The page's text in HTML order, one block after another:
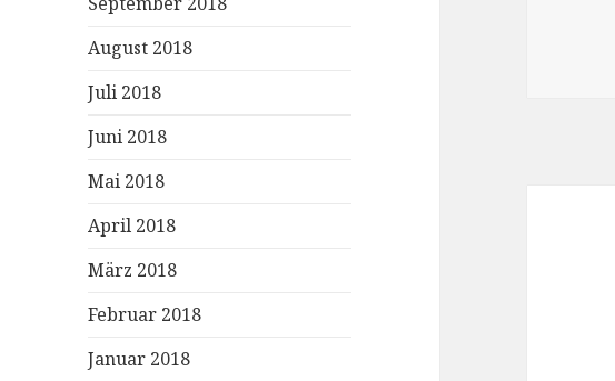
August 2018
Juli 2018
Juni 2018
Mai 2018
April 2018
März 2018
Februar 2018
Januar 2018